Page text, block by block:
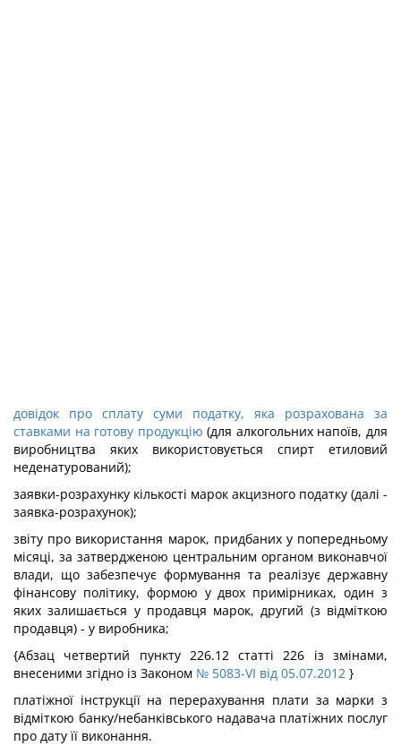
довідок про сплату суми податку, яка розрахована за
ставками на готову продукцію (для алкогольних напоїв, для
виробництва яких використовується спирт етиловий
неденатурований);
заявки-розрахунку кількості марок акцизного податку (далі -
заявка-розрахунок);
звіту про використання марок, придбаних у попередньому
місяці, за затвердженою центральним органом виконавчої
влади, що забезпечує формування та реалізує державну
фінансову політику, формою у двох примірниках, один з
яких залишається у продавця марок, другий (з відміткою
продавця) - у виробника;
{Абзац четвертий пункту 226.12 статті 226 із змінами,
внесеними згідно із Законом № 5083-VI від 05.07.2012 }
платіжної інструкції на перерахування плати за марки з
відміткою банку/небанківського надавача платіжних послуг
про дату її виконання.